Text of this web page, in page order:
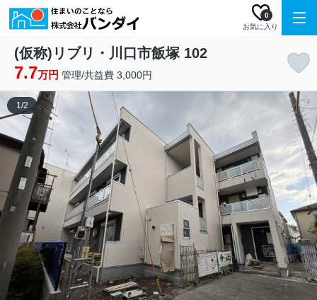
お気に入り
0
(仮称)リブリ・川口市飯塚 102
7.7万円 管理/共益費 3,000円
1/2